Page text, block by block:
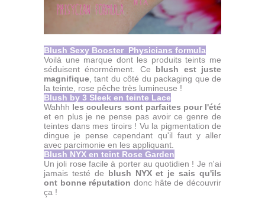
Blush Sexy Booster Physicians formula
Voilà une marque dont les produits teints me
séduisent énormément. Ce blush est juste
magnifique, tant du côté du packaging que de
la teinte, rose pêche très lumineuse !
Blush by 3 Sleek en teinte Lace
Wahhh les couleurs sont parfaites pour l'été
et en plus je ne pense pas avoir ce genre de
teintes dans mes tiroirs ! Vu la pigmentation de
dingue je pense cependant qu'il faut y aller
avec parcimonie en les appliquant.
Blush NYX en teint Rose Garden
Un joli rose facile à porter au quotidien ! Je n'ai
jamais testé de blush NYX et je sais qu'ils
ont bonne réputation donc hâte de découvrir
ça !